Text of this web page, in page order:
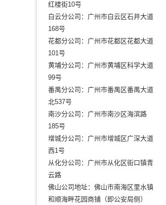
红楼街10号
白云分公司：广州市白云区石井大道
168号
花都分公司：广州市花都区花都大道
101号
黄埔分公司：广州市黄埔区科学大道
99号
番禺分公司：广州市番禺区番禺大道
北537号
南沙分公司：广州市南沙区海滨路
185号
增城分公司：广州市增城区广深大道
西1号
从化分公司：广州市从化区街口镇青
云路
佛山公司地址：佛山市南海区里水镇
和顺海畔花园商铺（即公安局侧）